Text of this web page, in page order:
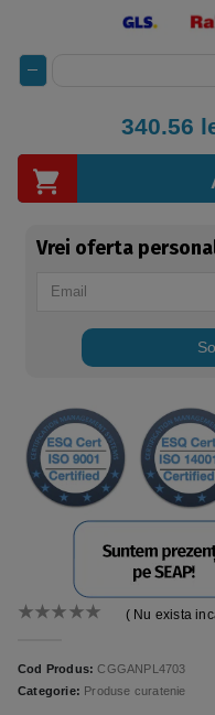
( Nu exista
Cod Produs:CGGANPL4703
Categorie: Produse curatenie
340.56
Vrei oferta